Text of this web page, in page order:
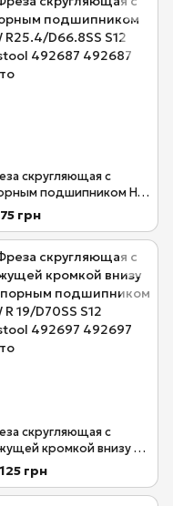
скругляющая с
подшипником HW
D66.8SS S12 Festool
грн
скругляющая с
кромкой внизу и
подшипником HW
D70SS S12 Festool
грн